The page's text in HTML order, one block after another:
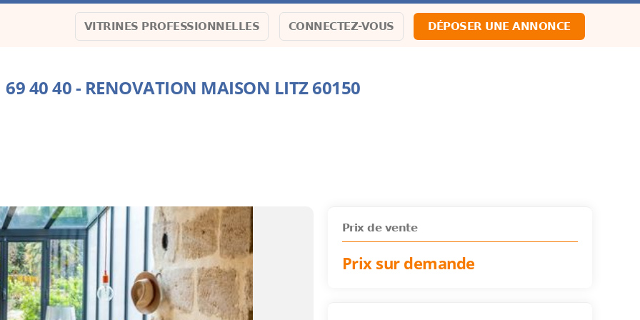
VITRINES PROFESSIONNELLES CONNECTEZ-VOUS DÉPOSER UNE ANNONCE
69 40 40 - RENOVATION MAISON LITZ 60150
Prix de vente
Prix sur demande